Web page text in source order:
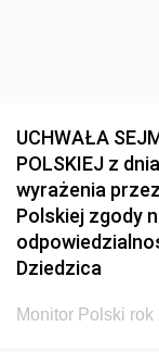
UCHWAŁA
POLSKIEJ z
wyrażenia
Polskiej zgody
Dziedzica
Monitor Polski rok